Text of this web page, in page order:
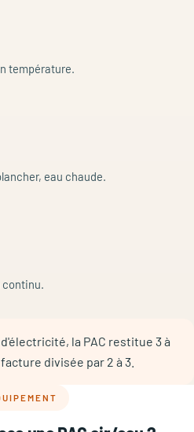
température.
eau chaude.
continu.
d'électricité, la PAC restitue 3 à
divisée par 2 à 3.